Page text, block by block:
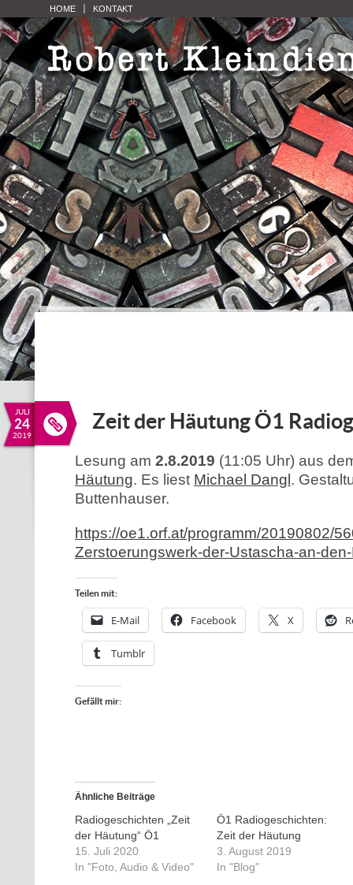
HOME KONTAKT
JULI
24
2019
Zeit der Häutung Ö1
Lesung am 2.8.2019 (11:05 Uhr) aus
Häutung. Es liest Michael Dangl .
Buttenhauser.
https://oe1.orf.at/programm/20190802/
Zerstoerungswerk-der-Ustascha-an-
Teilen mit:
E-Mail Facebook X
Tumblr
Gefällt mir:
Ähnliche Beiträge
Radiogeschichten „Zeit
der Häutung“ Ö1
15. Juli 2020
In "Foto, Audio & Video"
Ö1 Radiogeschichten:
Zeit der Häutung
3. August 2019
In "Blog"